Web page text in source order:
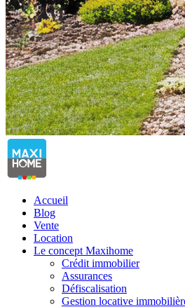
Accueil
Blog
Vente
Location
Le concept Maxihome
Crédit immobilier
Assurances
Défiscalisation
Gestion locative